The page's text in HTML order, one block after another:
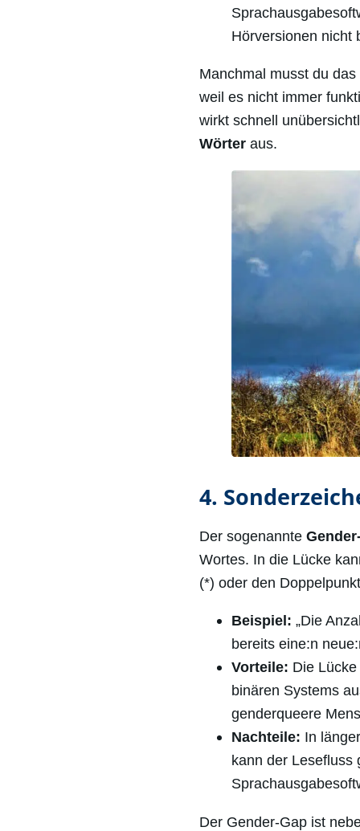
Hörversionen nicht
Manchmal musst du
weil es nicht immer
wirkt schnell
Wörter aus.
4.
Der sogenannte
Wortes. In die Lücke
(*) oder den
Beispiel: „Die
bereits eine:n
Vorteile: Die
binären Systems
genderqueere
Nachteile: In
kann der Lesefluss
Der Gender-Gap ist